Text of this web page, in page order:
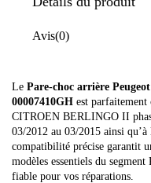
Avis(0)
Le Pare-choc arrière
00007410GH est parfaitement
CITROEN BERLINGO II
03/2012 au 03/2015 ainsi
compatibilité précise garantit
modèles essentiels du
fiable pour vos réparations.